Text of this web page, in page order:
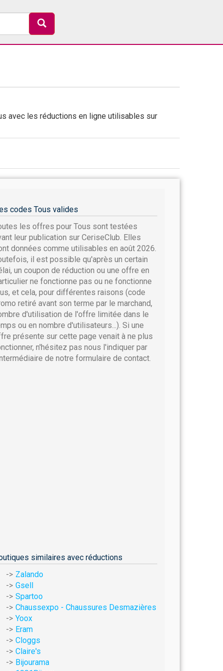
avec les réductions en ligne utilisables sur
codes Tous valides
les offres pour Tous sont testées
leur publication sur CeriseClub. Elles
données comme utilisables en août 2026.
il est possible qu'après un certain
un coupon de réduction ou une offre en
ne fonctionne pas ou ne fonctionne
et cela, pour différentes raisons (code
retiré avant son terme par le marchand,
d'utilisation de l'offre limitée dans le
ou en nombre d'utilisateurs...). Si une
présente sur cette page venait à ne plus
n'hésitez pas nous l'indiquer par
de notre formulaire de contact.
similaires avec réductions
Zalando
Gsell
Spartoo
Chaussexpo - Chaussures Desmazières
Yoox
Eram
Cloggs
Claire's
Bijourama